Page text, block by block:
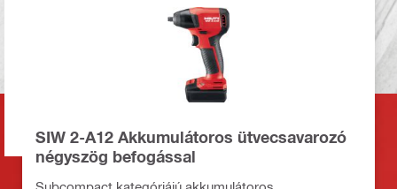
SIW 2-A12 Akkumulátoros ütvecsavarozó
négyszög befogással